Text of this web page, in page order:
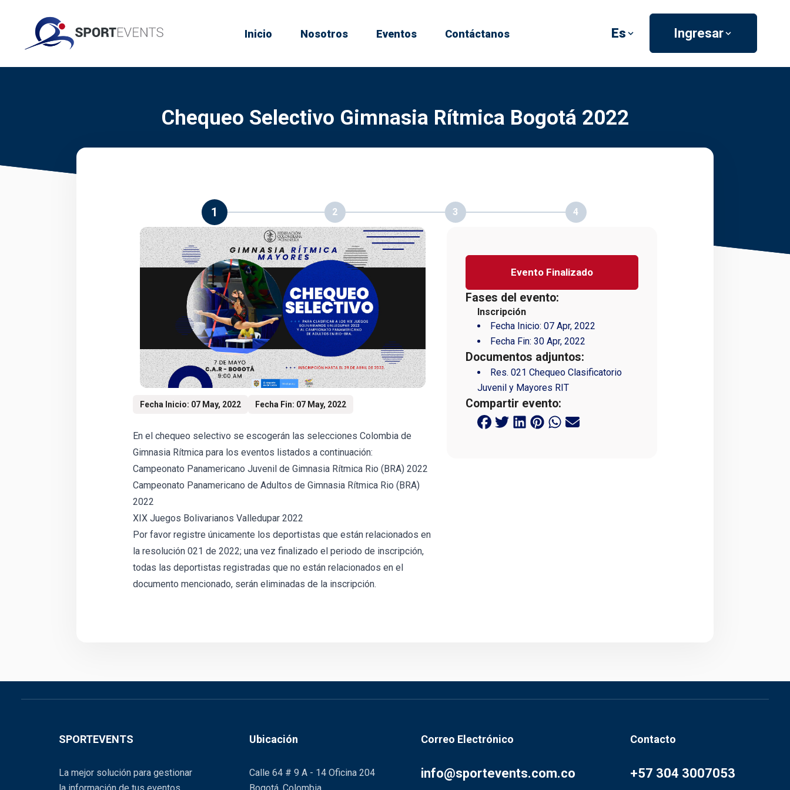
Inicio Nosotros Eventos Contáctanos Es Ingresar
Chequeo Selectivo Gimnasia Rítmica Bogotá 2022
1 2 3 4
Fecha Inicio: 07 May, 2022 Fecha Fin: 07 May, 2022
En el chequeo selectivo se escogerán las selecciones Colombia de
Gimnasia Rítmica para los eventos listados a continuación:
Campeonato Panamericano Juvenil de Gimnasia Rítmica Rio (BRA) 2022
Campeonato Panamericano de Adultos de Gimnasia Rítmica Rio (BRA)
2022
XIX Juegos Bolivarianos Valledupar 2022
Por favor registre únicamente los deportistas que están relacionados en
la resolución 021 de 2022; una vez finalizado el periodo de inscripción,
todas las deportistas registradas que no están relacionados en el
documento mencionado, serán eliminadas de la inscripción.
Evento Finalizado
Fases del evento:
Inscripción
Fecha Inicio:07 Apr, 2022
Fecha Fin:30 Apr, 2022
Documentos adjuntos:
Res. 021 Chequeo Clasificatorio
Juvenil y Mayores RIT
Compartir evento:
SPORTEVENTS
La mejor solución para gestionar
Ubicación
Calle 64 # 9 A - 14 Oficina 204
Correo Electrónico
info@sportevents.com.co
Contacto
+57 304 3007053